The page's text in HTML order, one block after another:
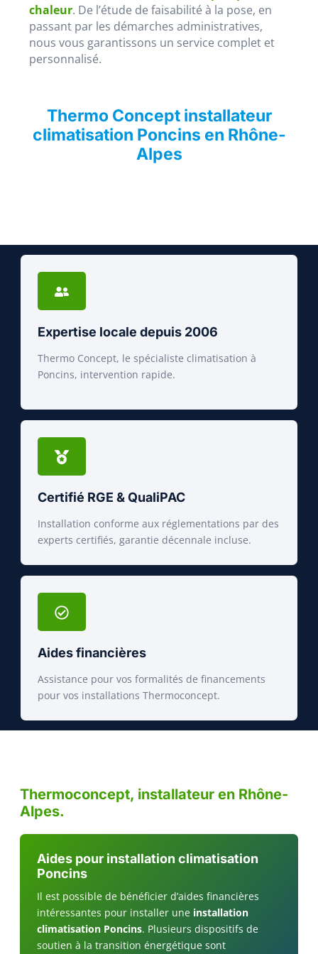
chaleur. De l’étude de faisabilité à la pose, en
passant par les démarches administratives,
nous vous garantissons un service complet et
personnalisé.
Thermo Concept installateur
climatisation Poncins en Rhône-
Alpes
Expertise locale depuis 2006
Thermo Concept, le spécialiste climatisation à
Poncins, intervention rapide.
Certifié RGE & QualiPAC
Installation conforme aux réglementations par des
experts certifiés, garantie décennale incluse.
Aides financières
Assistance pour vos formalités de financements
pour vos installations Thermoconcept.
Thermoconcept, installateur en Rhône-
Alpes.
Aides pour installation climatisation
Poncins
Il est possible de bénéficier d’aides financières
intéressantes pour installer une installation
climatisation Poncins. Plusieurs dispositifs de
soutien à la transition énergétique sont